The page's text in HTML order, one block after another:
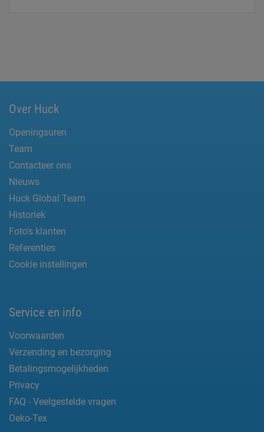
Over Huck
Openingsuren
Team
Contacteer ons
Nieuws
Huck Global Team
Historiek
Foto's klanten
Referenties
Cookie instellingen
Service en info
Voorwaarden
Verzending en bezorging
Betalingsmogelijkheden
Privacy
FAQ - Veelgestelde vragen
Oeko-Tex